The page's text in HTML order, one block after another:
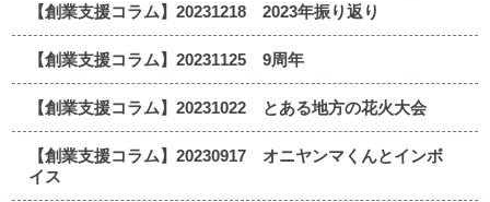
【創業支援コラム】20231218 2023年振り返り
【創業支援コラム】20231125 9周年
【創業支援コラム】20231022 とある地方の花火大会
【創業支援コラム】20230917 オニヤンマくんとインボ
イス